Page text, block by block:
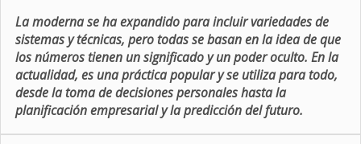
La moderna se ha expandido para incluir variedades de
sistemas y técnicas, pero todas se basan en la idea de que
los números tienen un significado y un poder oculto. En la
actualidad, es una práctica popular y se utiliza para todo,
desde la toma de decisiones personales hasta la
planificación empresarial y la predicción del futuro.